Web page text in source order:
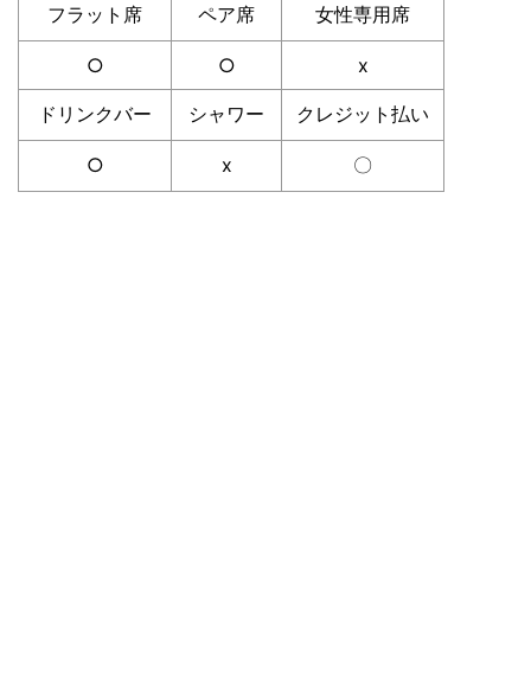
フラット席 ペア席 女性専用席
○ ○ x
ドリンクバー シャワー クレジット払い
○ x 〇